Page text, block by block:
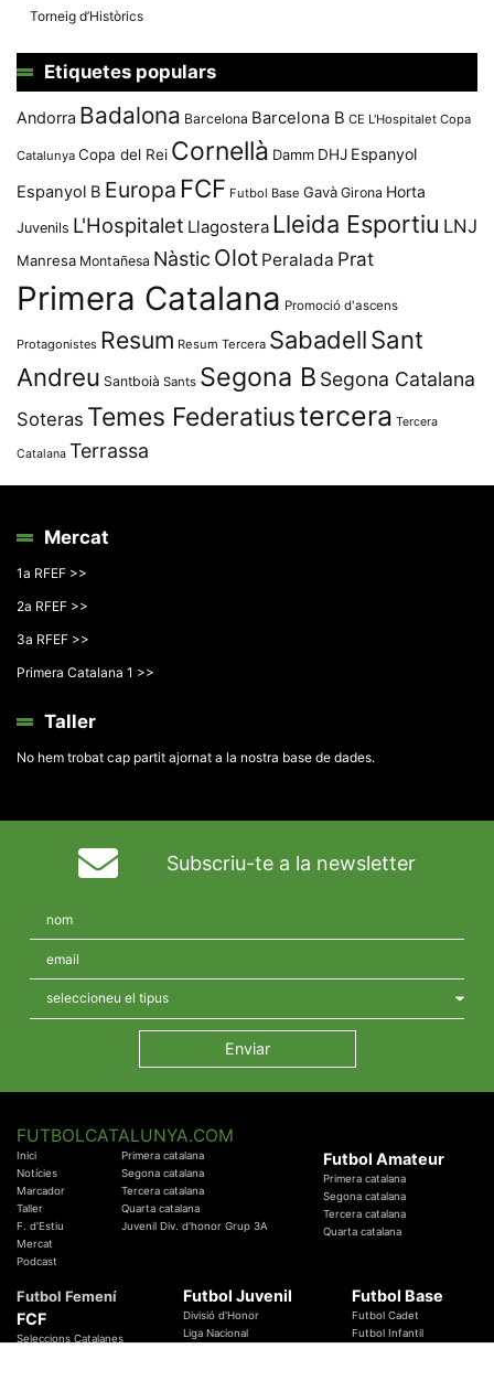
Torneig d’Històrics
Etiquetes populars
Andorra Badalona Barcelona Barcelona B CE L'Hospitalet Copa
Catalunya Copa del Rei Cornellà Damm DHJ Espanyol
Espanyol B Europa FCF Futbol Base Gavà Girona Horta
Juvenils L'Hospitalet Llagostera Lleida Esportiu LNJ
Manresa Montañesa Nàstic Olot Peralada Prat
Primera Catalana Promoció d'ascens
Protagonistes Resum Resum Tercera SabadellSant
Andreu Santboià Sants Segona B Segona Catalana
Soteras Temes Federatiustercera Tercera
Catalana Terrassa
Mercat
1a RFEF >>
2a RFEF >>
3a RFEF >>
Primera Catalana 1 >>
Taller
No hem trobat cap partit ajornat a la nostra base de dades.
Subscriu-te a la newsletter
FUTBOLCATALUNYA.COM
Inici
Notícies
Marcador
Taller
F. d'Estiu
Mercat
Podcast
Primera catalana
Segona catalana
Tercera catalana
Quarta catalana
Juvenil Div. d'honor Grup 3A
Futbol Amateur
Primera catalana
Segona catalana
Tercera catalana
Quarta catalana
Futbol Femení
FCF
Seleccions Catalanes
Futbol Juvenil
Divisió d'Honor
Liga Nacional
Futbol Base
Futbol Cadet
Futbol Infantil